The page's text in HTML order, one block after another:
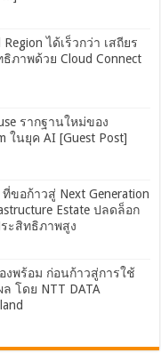
ได้เร็วกว่า เสถียร
ภาพด้วย Cloud Connect
รากฐานใหม่ของ
ในยุค AI [Guest Post]
ที่ขอก้าวสู่ Next Generation
Estate ปลดล็อก
ะสิทธิภาพสูง
งพร้อม ก่อนก้าวสู่การใช้
โดย NTT DATA